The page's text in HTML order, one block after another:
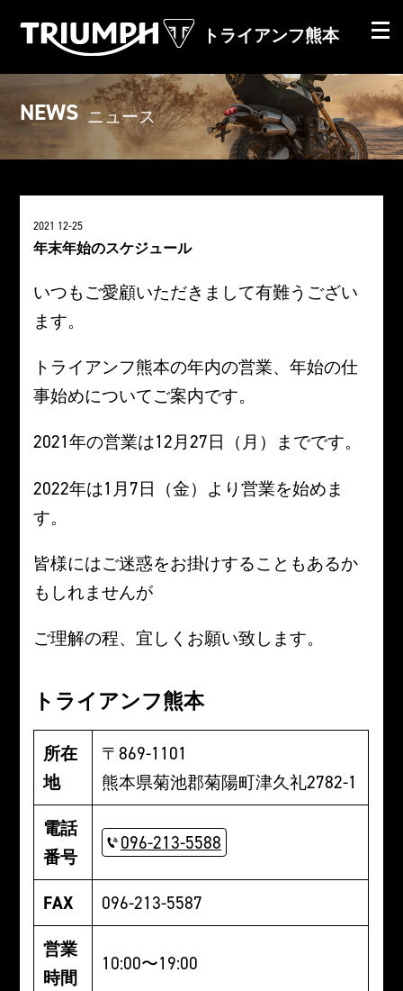
トライアンフ熊本
NEWS ニュース
2021 12-25
年末年始のスケジュール
いつもご愛顧いただきまして有難うござい
ます。
トライアンフ熊本の年内の営業、年始の仕
事始めについてご案内です。
2021年の営業は12月27日（月）までです。
2022年は1月7日（金）より営業を始めま
す。
皆様にはご迷惑をお掛けすることもあるか
もしれませんが
ご理解の程、宜しくお願い致します。
トライアンフ熊本
所在
地
〒869-1101
熊本県菊池郡菊陽町津久礼2782-1
電話
番号
096-213-5588
FAX
096-213-5587
営業
時間
10:00〜19:00